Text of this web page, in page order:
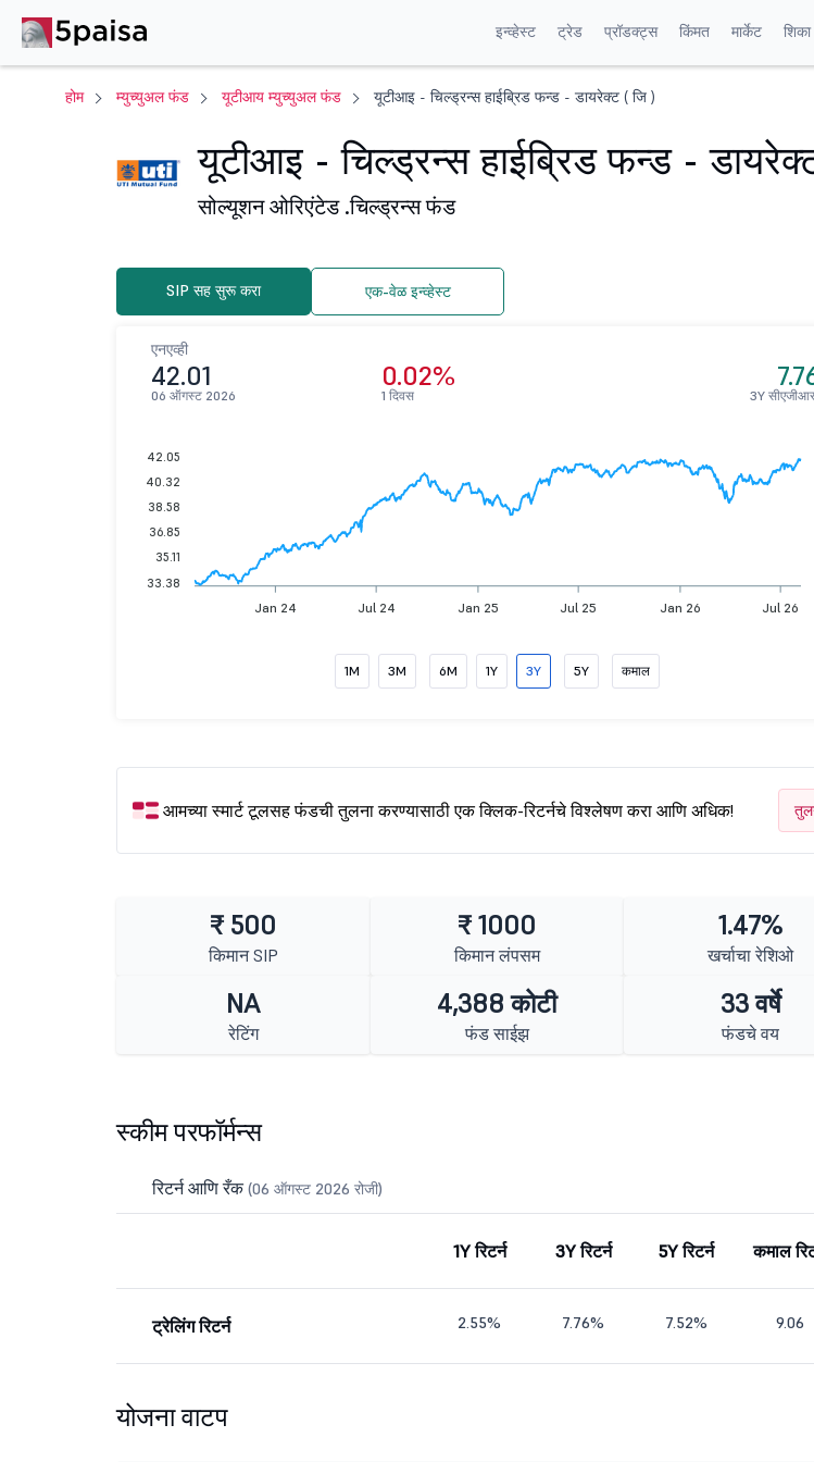
इन्व्हेस्ट ट्रेड प्रॉडक्ट्स किंमत मार्केट शिका
होम म्युच्युअल फंड यूटीआय म्युच्युअल फंड यूटीआइ - चिल्ड्रन्स हाईब्रिड फन्ड - डायरेक्ट ( जि )
यूटीआइ - चिल्ड्रन्स हाईब्रिड फन्ड -
सोल्यूशन ओरिएंटेड .चिल्ड्रन्स फंड
SIP सह सुरू करा एक-वेळ इन्व्हेस्ट
एनएव्ही
42.01
06 ऑगस्ट 2026
0.02%
1 दिवस 3Y सीएजीआर
Jan 24 Jul 24 Jan 25 Jul 25 Jan 26 Jul 26
42.05
40.32
38.58
36.85
35.11
33.38
1M 3M 6M 1Y 3Y 5Y कमाल
आमच्या स्मार्ट टूलसह फंडची तुलना करण्यासाठी एक क्लिक-रिटर्नचे विश्लेषण करा आणि अधिक!
₹ 500
किमान SIP
₹ 1000
किमान लंपसम
1.47%
खर्चाचा रेशिओ
NA
रेटिंग
4,388 कोटी
फंड साईझ
33 वर्षे
फंडचे वय
स्कीम परफॉर्मन्स
रिटर्न आणि रँक(06 ऑगस्ट 2026 रोजी)
1Y रिटर्न 3Y रिटर्न 5Y रिटर्न कमाल
ट्रेलिंग रिटर्न 2.55% 7.76% 7.52% 9.06
योजना वाटप